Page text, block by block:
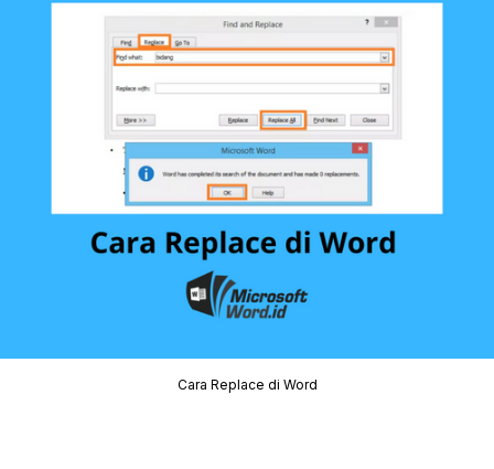
Cara Replace di Word